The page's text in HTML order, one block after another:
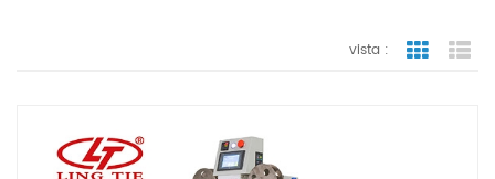
vista : vista a